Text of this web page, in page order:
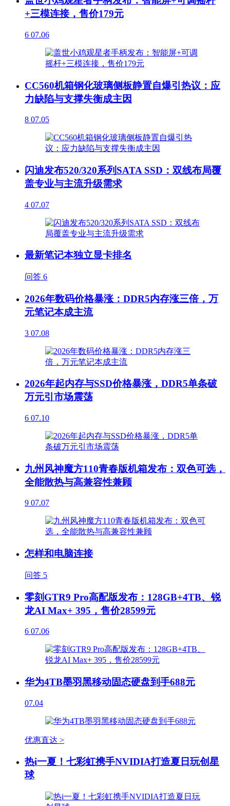
+三模连接，售价179元
6 07.06
CC560机箱钢化玻璃侧板静置自爆引热议：应
力缺陷与支撑失衡成主因
8 07.05
闪迪发布520/320系列SATA SSD：双线布局覆
盖专业与主流升级需求
4 07.07
最新笔记本独立显卡排名
问答 6
2026年数码价格暴涨：DDR5内存涨三倍，万
元笔记本成主流
3 07.08
2026年起内存与SSD价格暴涨，DDR5单条破
万元引市场震荡
6 07.10
九州风神魔方110青春版机箱发布：双色可选，
全能散热与高兼容性兼顾
9 07.07
怎样和电脑连接
问答 5
零刻GTR9 Pro高配版发布：128GB+4TB、锐
龙AI Max+ 395，售价28599元
6 07.06
华为4TB墨羽黑移动固态硬盘到手688元
07.04
优惠直达 >
热i一夏！七彩虹携手NVIDIA打造夏日玩创星
球